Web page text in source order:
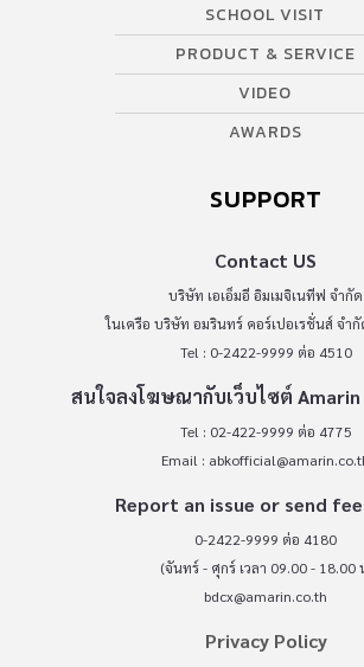
SCHOOL VISIT
PRODUCT & SERVICE
VIDEO
AWARDS
SUPPORT
Contact US
บริษัท เอเอ็มอี อิมเมจิเนทีฟ จำกัด
ในเครือ บริษัท อมรินทร์ คอร์เปอเรชั่นส์ จำ
Tel : 0-2422-9999 ต่อ 4510
สนใจลงโฆษณากับเว็บไซต์ Amarin
Tel : 02-422-9999 ต่อ 4775
Email :
Report an issue or send
0-2422-9999 ต่อ 4180
(จันทร์ - ศุกร์ เวลา 09.00 - 18.00
bdcx@amarin.co.th
Privacy Policy